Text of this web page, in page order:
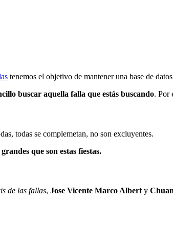
tenemos el objetivo de mantener una base de
buscar aquella falla que estás buscando. Por
todas se complemetan, no son excluyentes.
que son estas fiestas.
de las fallas, Jose Vicente Marco Albert y